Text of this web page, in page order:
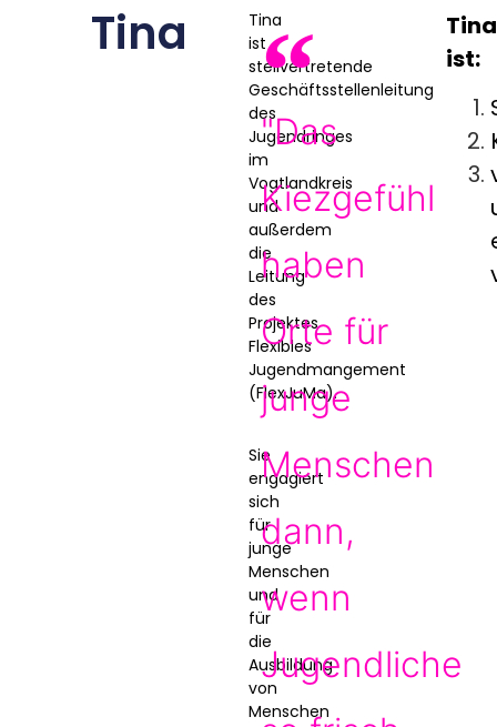
Tina
Tina
ist
stellvertretende
Geschäftsstellenleitung
des
Jugendringes
im
Vogtlandkreis
und
außerdem
die
Leitung
des
Projektes
Flexibles
Jugendmangement
(FlexJuMa).
Sie
engagiert
sich
für
junge
Menschen
und
für
die
Ausbildung
von
Menschen
"Das
Kiezgefühl
haben
Orte für
junge
Menschen
dann,
wenn
Jugendliche
Tina
ist: